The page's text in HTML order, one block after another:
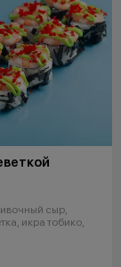
сыр,
икра тобико,